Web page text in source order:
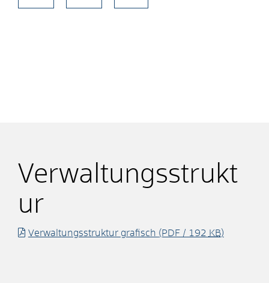
Verwaltungsstrukt
ur
Verwaltungsstruktur grafisch (PDF / 192 KB)